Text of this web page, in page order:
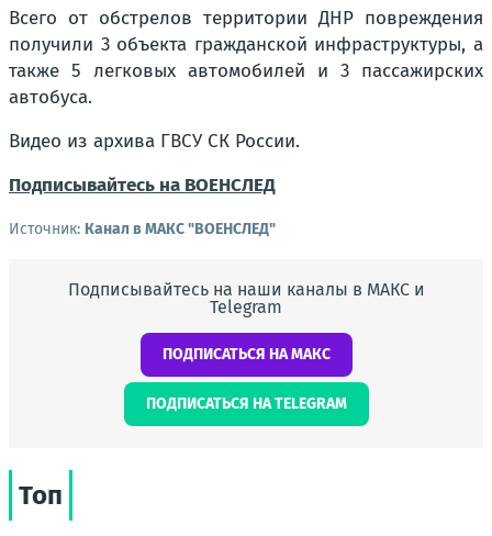
Всего от обстрелов территории ДНР повреждения
получили 3 объекта гражданской инфраструктуры, а
также 5 легковых автомобилей и 3 пассажирских
автобуса.
Видео из архива ГВСУ СК России.
Подписывайтесь на ВОЕНСЛЕД
Источник: Канал в МАКС "ВОЕНСЛЕД"
Подписывайтесь на наши каналы в МАКС и
Telegram
ПОДПИСАТЬСЯ НА МАКС
ПОДПИСАТЬСЯ НА TELEGRAM
Топ